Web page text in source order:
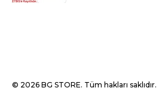
© 2026 BG STORE. Tüm hakları saklıdır.